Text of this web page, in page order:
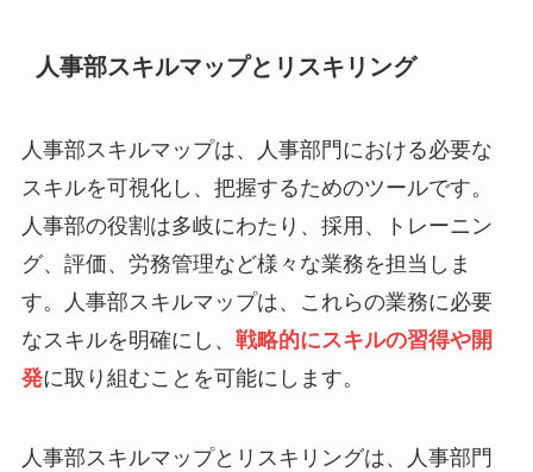
人事部スキルマップとリスキリング
人事部スキルマップは、人事部門における必要な
スキルを可視化し、把握するためのツールです。
人事部の役割は多岐にわたり、採用、トレーニン
グ、評価、労務管理など様々な業務を担当しま
す。人事部スキルマップは、これらの業務に必要
なスキルを明確にし、 戦略的にスキルの習得や開
発に取り組むことを可能にします。
人事部スキルマップとリスキリングは、人事部門